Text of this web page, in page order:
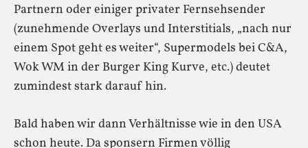
Partnern oder einiger privater Fernsehsender
(zunehmende Overlays und Interstitials, „nach nur
einem Spot geht es weiter“, Supermodels bei C&A,
Wok WM in der Burger King Kurve, etc.) deutet
zumindest stark darauf hin.
Bald haben wir dann Verhältnisse wie in den USA
schon heute. Da sponsern Firmen völlig